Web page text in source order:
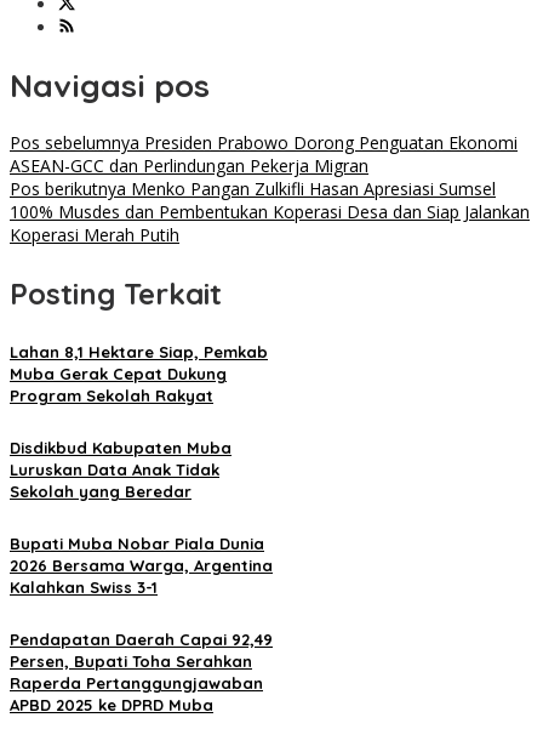
Navigasi pos
Pos sebelumnya Presiden Prabowo Dorong Penguatan Ekonomi
ASEAN-GCC dan Perlindungan Pekerja Migran
Pos berikutnya Menko Pangan Zulkifli Hasan Apresiasi Sumsel
100% Musdes dan Pembentukan Koperasi Desa dan Siap Jalankan
Koperasi Merah Putih
Posting Terkait
Lahan 8,1 Hektare Siap, Pemkab
Muba Gerak Cepat Dukung
Program Sekolah Rakyat
Disdikbud Kabupaten Muba
Luruskan Data Anak Tidak
Sekolah yang Beredar
Bupati Muba Nobar Piala Dunia
2026 Bersama Warga, Argentina
Kalahkan Swiss 3-1
Pendapatan Daerah Capai 92,49
Persen, Bupati Toha Serahkan
Raperda Pertanggungjawaban
APBD 2025 ke DPRD Muba